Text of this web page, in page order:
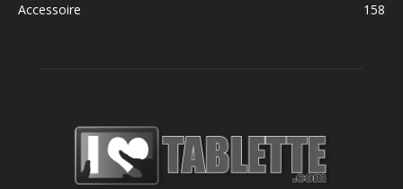
Accessoire
158